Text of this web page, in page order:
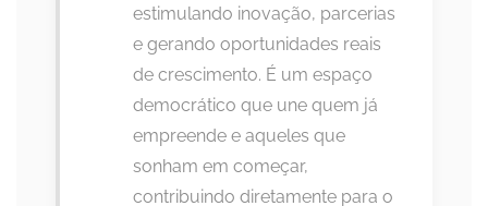
estimulando inovação, parcerias
e gerando oportunidades reais
de crescimento. É um espaço
democrático que une quem já
empreende e aqueles que
sonham em começar,
contribuindo diretamente para o